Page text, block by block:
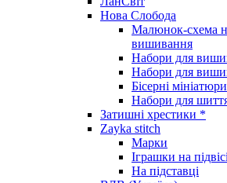
Нова Слобода
Малюнок-схема
вишивання
Набори для
Набори для
Бісерні мініатюри
Набори для
Затишні хрестики *
Zayka stitch
Марки
Іграшки на підвісі
На підставці